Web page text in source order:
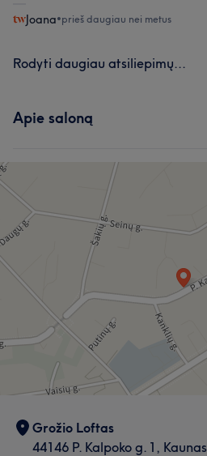
Joana•prieš daugiau nei metus
Rodyti daugiau atsiliepimų...
Apie saloną
Grožio Loftas
44146 P. Kalpoko g. 1, Kaunas